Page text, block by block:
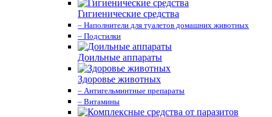
Гигиенические средства
– Наполнители для туалетов домашних животных
– Подстилки
Доильные аппараты
Здоровье животных
– Антигельминтные препараты
– Витамины